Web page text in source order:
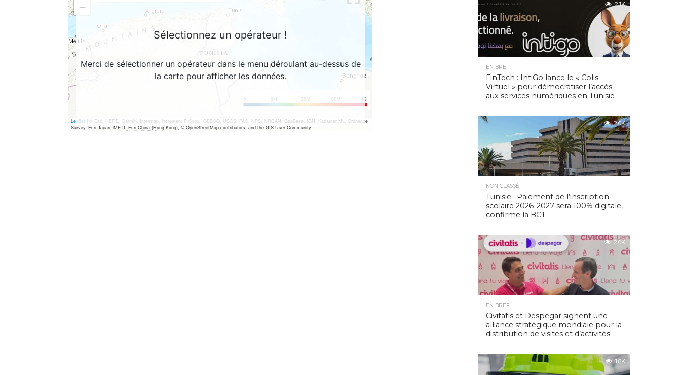
2.1K
EN BREF
FinTech : IntiGo lance le « Colis
Virtuel » pour démocratiser l’accès
aux services numériques en Tunisie
2.0K
NON CLASSÉ
Tunisie : Paiement de l’inscription
scolaire 2026-2027 sera 100% digitale,
confirme la BCT
2.0K
EN BREF
Civitatis et Despegar signent une
alliance stratégique mondiale pour la
distribution de visites et d’activités
1.8K